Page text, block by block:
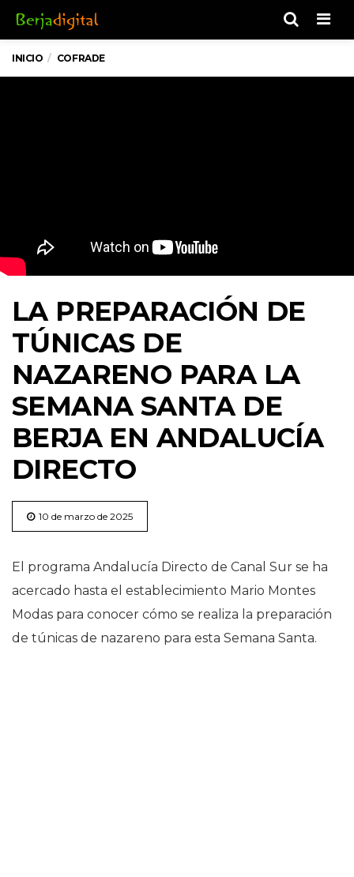
INICIO COFRADE
LA PREPARACIÓN DE
TÚNICAS DE
NAZARENO PARA LA
SEMANA SANTA DE
BERJA EN ANDALUCÍA
DIRECTO
10 de marzo de 2025
El programa Andalucía Directo de Canal Sur se ha
acercado hasta el establecimiento Mario Montes
Modas para conocer cómo se realiza la preparación
de túnicas de nazareno para esta Semana Santa.